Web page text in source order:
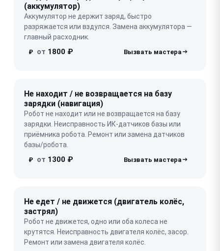
(аккумулятор)
Аккумулятор не держит заряд, быстро
разряжается или вздулся. Замена аккумулятора —
главный расходник.
₽ от 1800 ₽
Не находит / не возвращается на базу
зарядки (навигация)
Робот не находит или не возвращается на базу
зарядки. Неисправность ИК-датчиков базы или
приёмника робота. Ремонт или замена датчиков
базы/робота.
₽ от 1300 ₽
Не едет / не движется (двигатель колёс,
застрял)
Робот не движется, одно или оба колеса не
крутятся. Неисправность двигателя колёс, засор.
Ремонт или замена двигателя колёс.